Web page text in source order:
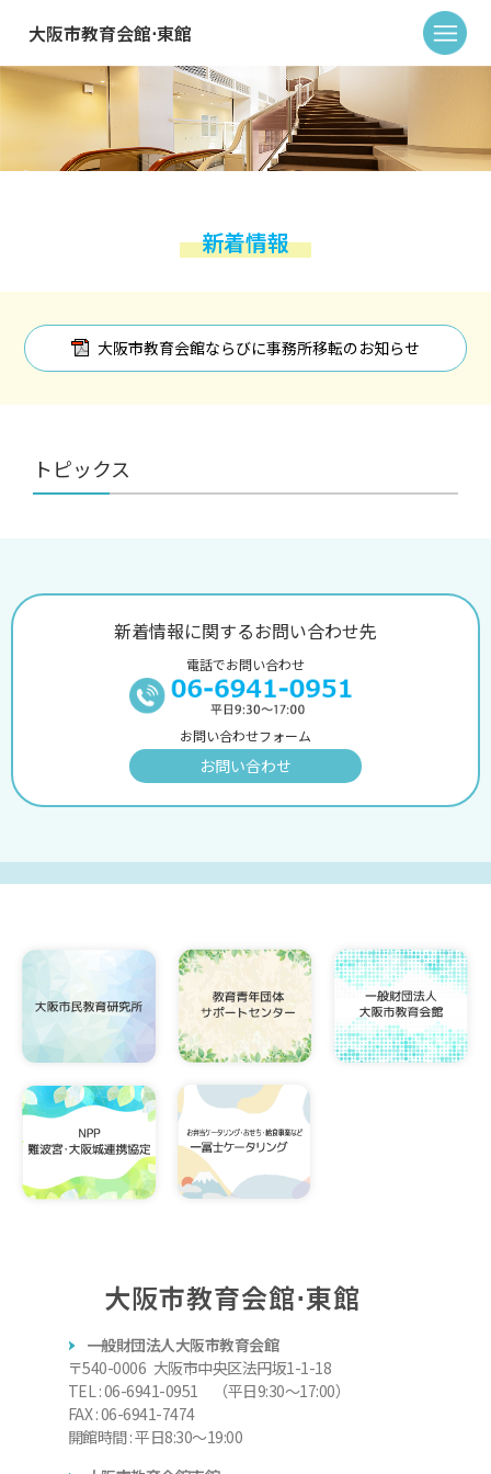
大阪市教育会館⋅東館
新着情報
大阪市教育会館ならびに事務所移転のお知らせ
トピックス
新着情報に関するお問い合わせ先
電話でお問い合わせ
お問い合わせフォーム
お問い合わせ
大阪市教育会館⋅東館
一般財団法人大阪市教育会館
〒540-0006 大阪市中央区法円坂1-1-18
TEL : 06-6941-0951 （平日9:30～17:00）
FAX : 06-6941-7474
開館時間 : 平日8:30～19:00